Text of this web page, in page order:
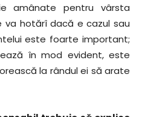
amânate pentru vârsta
va hotărî dacă e cazul sau
este foarte important;
în mod evident, este
la rândul ei să arate